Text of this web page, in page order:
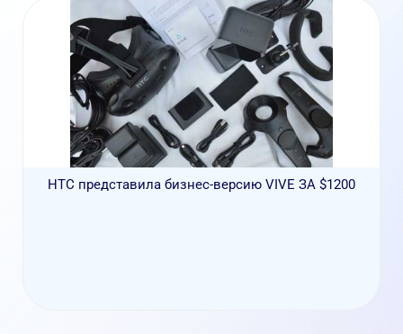
HTC представила бизнес-версию VIVE ЗА $1200